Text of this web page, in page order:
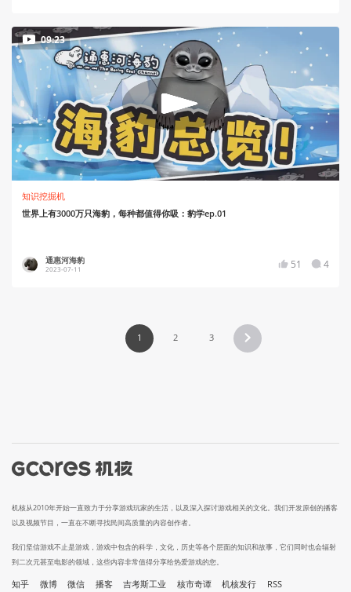
09:23
知识挖掘机
世界上有3000万只海豹，每种都值得你吸：豹学ep.01
通惠河海豹
2023-07-11 51 4
1 2 3
机核从2010年开始一直致力于分享游戏玩家的生活，以及深入探讨游戏相关的文化。我们开发原创的播客
以及视频节目，一直在不断寻找民间高质量的内容创作者。
我们坚信游戏不止是游戏，游戏中包含的科学，文化，历史等各个层面的知识和故事，它们同时也会辐射
到二次元甚至电影的领域，这些内容非常值得分享给热爱游戏的您。
知乎 微博 微信 播客 吉考斯工业 核市奇谭 机核发行 RSS